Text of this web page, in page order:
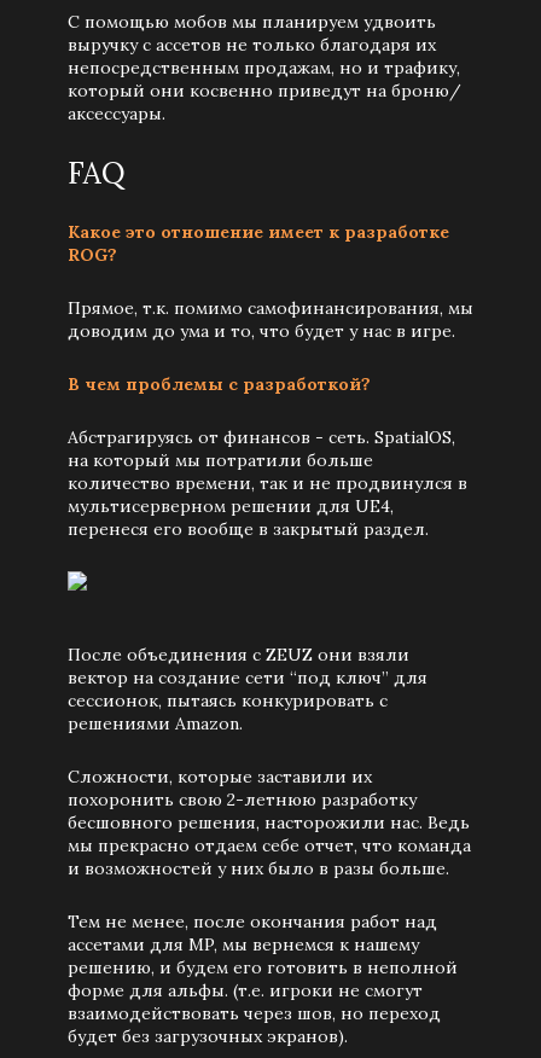
С помощью мобов мы планируем удвоить
выручку с ассетов не только благодаря их
непосредственным продажам, но и трафику,
который они косвенно приведут на броню/
аксессуары.
FAQ
Какое это отношение имеет к разработке
ROG?
Прямое, т.к. помимо самофинансирования, мы
доводим до ума и то, что будет у нас в игре.
В чем проблемы с разработкой?
Абстрагируясь от финансов - сеть. SpatialOS,
на который мы потратили больше
количество времени, так и не продвинулся в
мультисерверном решении для UE4,
перенеся его вообще в закрытый раздел.
После объединения с ZEUZ они взяли
вектор на создание сети “под ключ” для
сессионок, пытаясь конкурировать с
решениями Amazon.
Сложности, которые заставили их
похоронить свою 2-летнюю разработку
бесшовного решения, насторожили нас. Ведь
мы прекрасно отдаем себе отчет, что команда
и возможностей у них было в разы больше.
Тем не менее, после окончания работ над
ассетами для MP, мы вернемся к нашему
решению, и будем его готовить в неполной
форме для альфы. (т.е. игроки не смогут
взаимодействовать через шов, но переход
будет без загрузочных экранов).